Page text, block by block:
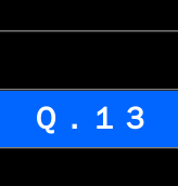
Ｑ．１３